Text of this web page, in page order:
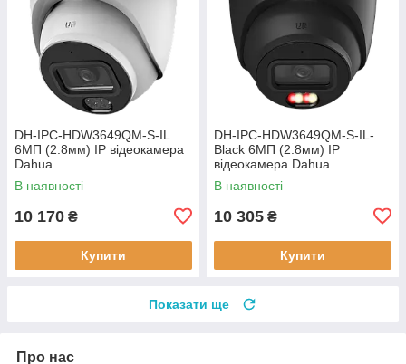
DH-IPC-HDW3649QM-S-IL
6МП (2.8мм) IP відеокамера
Dahua
В наявності
10 170 ₴
Купити
DH-IPC-HDW3649QM-S-IL-
Black 6МП (2.8мм) IP
відеокамера Dahua
В наявності
10 305 ₴
Купити
Показати ще
Про нас